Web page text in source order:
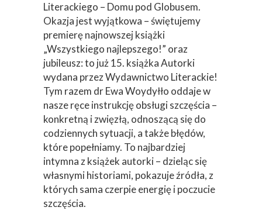
Literackiego – Domu pod Globusem.
Okazja jest wyjątkowa – świętujemy
premierę najnowszej książki
„Wszystkiego najlepszego!” oraz
jubileusz: to już 15. książka Autorki
wydana przez Wydawnictwo Literackie!
Tym razem dr Ewa Woydyłło oddaje w
nasze ręce instrukcję obsługi szczęścia –
konkretną i zwięzłą, odnoszącą się do
codziennych sytuacji, a także błędów,
które popełniamy. To najbardziej
intymna z książek autorki – dzieląc się
własnymi historiami, pokazuje źródła, z
których sama czerpie energię i poczucie
szczęścia.